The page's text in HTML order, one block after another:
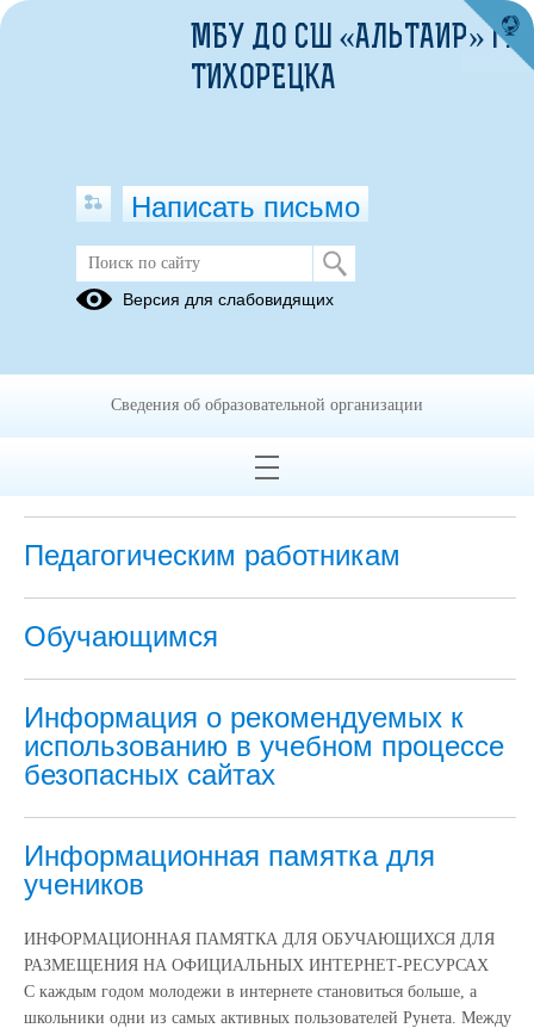
Локальные нормативные акты в
обучающихся
Нормативное регулирование
Педагогическим работникам
Обучающимся
Информация о рекомендуемых к
использованию в учебном процессе
безопасных сайтах
Информационная памятка для
учеников
ИНФОРМАЦИОННАЯ ПАМЯТКА ДЛЯ ОБУЧАЮЩИХСЯ ДЛЯ
РАЗМЕЩЕНИЯ НА ОФИЦИАЛЬНЫХ ИНТЕРНЕТ-РЕСУРСАХ
С каждым годом молодежи в интернете становиться больше, а
школьники одни из самых активных пользователей Рунета. Между
МБУ ДО СШ «АЛЬТАИР» Г.
ТИХОРЕЦКА
Написать письмо
Версия для слабовидящих
Сведения об образовательной организации